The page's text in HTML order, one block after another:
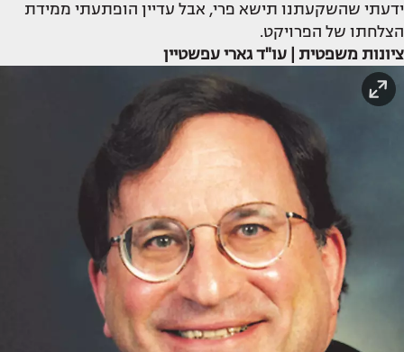
ידעתי שהשקעתנו תישא פרי, אבל עדיין הופתעתי ממידת
הצלחתו של הפרויקט.
ציונות משפטית | עו"ד גארי עפשטיין